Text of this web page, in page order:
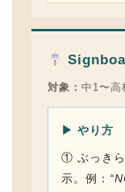
対象： 中1〜高
▶ やり方
① ぶっきら
示。例：